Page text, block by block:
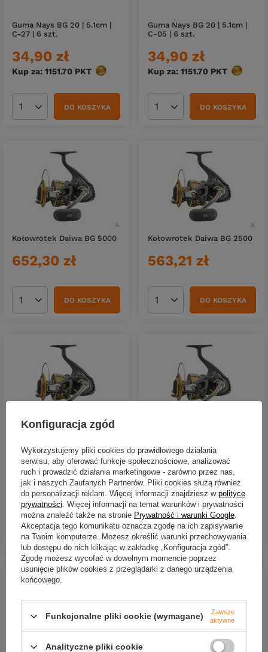
Guma Nays BG 20 | 5.1cm |
C-27 | 6 szt.
34,90 zł
Kup za: 1151.70 PKT punktów
Ilość produktówDO KOSZYKA
Guma Nays BG 20 | 5.1cm |
C-05 | 6 szt.
34,90 zł
Kup za: 1151.70 PKT punktów
Ilość produktówDO KOSZYKA
Kołowrotek Daiwa BG 5000
652,30 zł
Ilość produktówDO KOSZYKA
Kołowrotek Daiwa BG 2500
563,21 zł
Ilość produktówDO KOSZYKA
Kołowrotek Daiwa BG 4500
586,59 zł
Ilość produktówDO KOSZYKA
534,52 zł
Najniższa cena:
642,41 zł-16%
668,15 zł -20%
Ilość produktówDO KOSZYKA
Konfiguracja zgód
Wykorzystujemy pliki cookies do prawidłowego działania
serwisu, aby oferować funkcje społecznościowe, analizować
ruch i prowadzić działania marketingowe - zarówno przez nas,
jak i naszych Zaufanych Partnerów. Pliki cookies służą również
do personalizacji reklam. Więcej informacji znajdziesz w polityce
prywatności . Więcej informacji na temat warunków i prywatności
można znaleźć także na stronie Prywatność i warunki Google
Akceptacja tego komunikatu oznacza zgodę na ich zapisywanie
na Twoim komputerze. Możesz określić warunki przechowywania
lub dostępu do nich klikając w zakładkę „Konfiguracja zgód”.
Zgodę możesz wycofać w dowolnym momencie poprzez
usunięcie plików cookies z przeglądarki z danego urządzenia
końcowego.
Funkcjonalne pliki cookie (wymagane)
Zawsze
aktywne
Analityczne pliki cookie